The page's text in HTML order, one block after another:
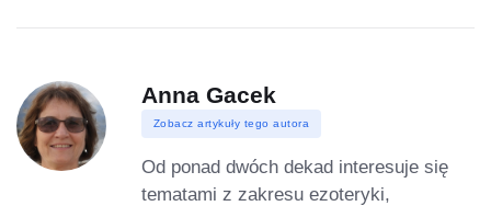
Anna Gacek
Zobacz artykuły tego autora
Od ponad dwóch dekad interesuje się
tematami z zakresu ezoteryki,